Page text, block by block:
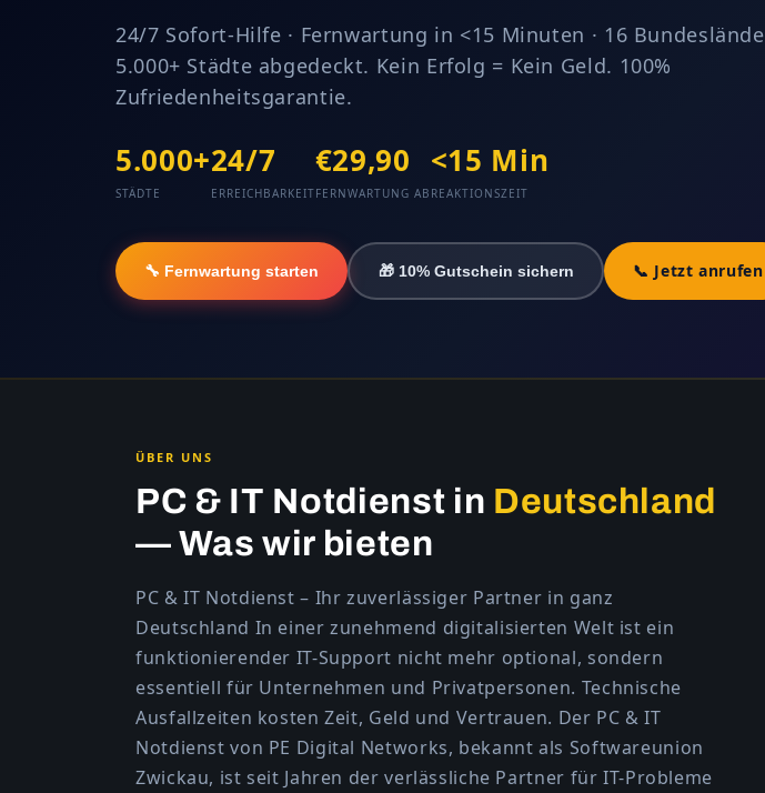
24/7 Sofort-Hilfe · Fernwartung in <15 Minuten · 16
5.000+ Städte abgedeckt. Kein Erfolg = Kein Geld. 100%
Zufriedenheitsgarantie.
5.000+
STÄDTE
24/7
ERREICHBARKEIT
€29,90
FERNWARTUNG AB
<15 Min
REAKTIONSZEIT
🔧 Fernwartung starten 🎁 10% Gutschein sichern 📞 Jetzt anrufen
ÜBER UNS
PC & IT Notdienst in Deutschland
— Was wir bieten
PC & IT Notdienst – Ihr zuverlässiger Partner in ganz
Deutschland In einer zunehmend digitalisierten Welt ist ein
funktionierender IT-Support nicht mehr optional, sondern
essentiell für Unternehmen und Privatpersonen. Technische
Ausfallzeiten kosten Zeit, Geld und Vertrauen. Der PC & IT
Notdienst von PE Digital Networks, bekannt als Softwareunion
Zwickau, ist seit Jahren der verlässliche Partner für IT-Probleme